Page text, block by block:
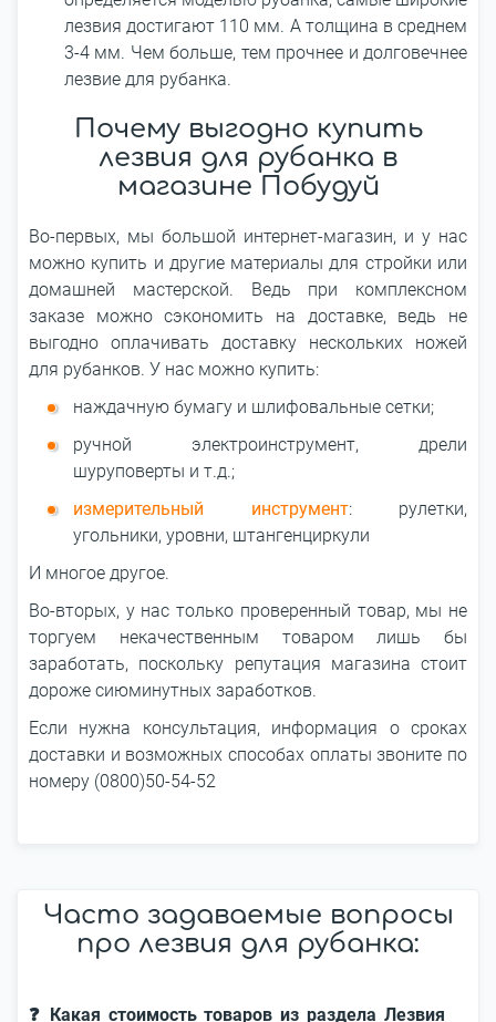
лезвия достигают 110 мм. А толщина в среднем
3-4 мм. Чем больше, тем прочнее и долговечнее
лезвие для рубанка.
Почему выгодно купить
лезвия для рубанка в
магазине Побудуй
Во-первых, мы большой интернет-магазин, и у нас
можно купить и другие материалы для стройки или
домашней мастерской. Ведь при комплексном
заказе можно сэкономить на доставке, ведь не
выгодно оплачивать доставку нескольких ножей
для рубанков. У нас можно купить:
наждачную бумагу и шлифовальные сетки;
ручной электроинструмент, дрели
шуруповерты и т.д.;
измерительный инструмент: рулетки,
угольники, уровни, штангенциркули
И многое другое.
Во-вторых, у нас только проверенный товар, мы не
торгуем некачественным товаром лишь бы
заработать, поскольку репутация магазина стоит
дороже сиюминутных заработков.
Если нужна консультация, информация о сроках
доставки и возможных способах оплаты звоните по
номеру (0800)50-54-52
Часто задаваемые вопросы
про лезвия для рубанка:
❓ Какая стоимость товаров из раздела Лезвия